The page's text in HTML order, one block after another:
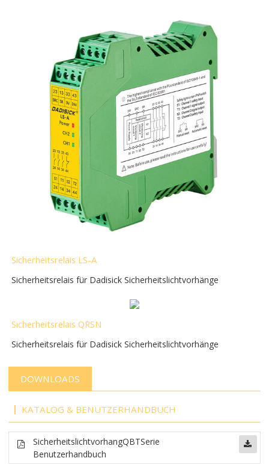
Sicherheitsrelais LS-A
Sicherheitsrelais für Dadisick Sicherheitslichtvorhänge
Sicherheitsrelais QRSN
Sicherheitsrelais für Dadisick Sicherheitslichtvorhänge
DOWNLOADS
KATALOG & BENUTZERHANDBUCH
SicherheitslichtvorhangQBTSerie
Benutzerhandbuch